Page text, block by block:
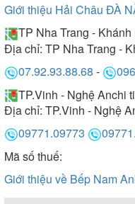
Giới thiệu Hải Châu ĐÀ
TP Nha Trang - Khánh
Địa chỉ: TP Nha Trang -
07.92.93.88.68 -
TP.Vinh - Nghệ Anchi
Địa chỉ: TP.Vinh - Nghệ
09771.09773
Mã số thuế:
Giới thiệu về Bếp Nam